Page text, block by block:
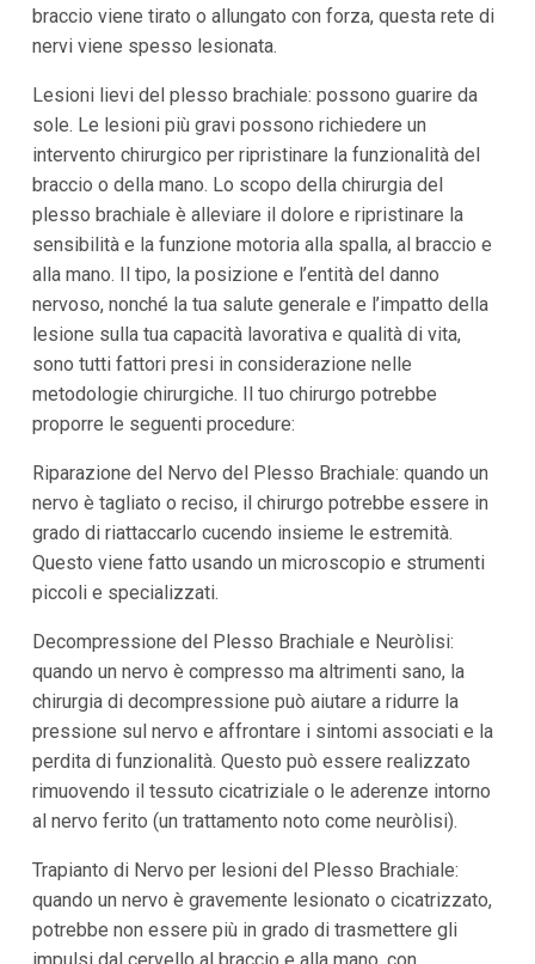
braccio viene tirato o allungato con forza, questa rete di
nervi viene spesso lesionata.
Lesioni lievi del plesso brachiale: possono guarire da
sole. Le lesioni più gravi possono richiedere un
intervento chirurgico per ripristinare la funzionalità del
braccio o della mano. Lo scopo della chirurgia del
plesso brachiale è alleviare il dolore e ripristinare la
sensibilità e la funzione motoria alla spalla, al braccio e
alla mano. Il tipo, la posizione e l’entità del danno
nervoso, nonché la tua salute generale e l’impatto della
lesione sulla tua capacità lavorativa e qualità di vita,
sono tutti fattori presi in considerazione nelle
metodologie chirurgiche. Il tuo chirurgo potrebbe
proporre le seguenti procedure:
Riparazione del Nervo del Plesso Brachiale: quando un
nervo è tagliato o reciso, il chirurgo potrebbe essere in
grado di riattaccarlo cucendo insieme le estremità.
Questo viene fatto usando un microscopio e strumenti
piccoli e specializzati.
Decompressione del Plesso Brachiale e Neuròlisi:
quando un nervo è compresso ma altrimenti sano, la
chirurgia di decompressione può aiutare a ridurre la
pressione sul nervo e affrontare i sintomi associati e la
perdita di funzionalità. Questo può essere realizzato
rimuovendo il tessuto cicatriziale o le aderenze intorno
al nervo ferito (un trattamento noto come neuròlisi).
Trapianto di Nervo per lesioni del Plesso Brachiale:
quando un nervo è gravemente lesionato o cicatrizzato,
potrebbe non essere più in grado di trasmettere gli